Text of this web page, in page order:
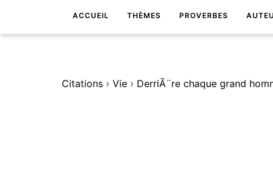
ACCUEIL THÈMES PROVERBES
Citations › Vie ›